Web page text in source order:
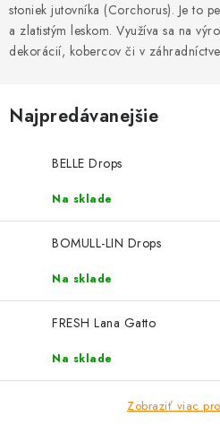
stoniek jutovníka (Corchorus). Je to
a zlatistým leskom. Využíva sa na
dekorácií, kobercov či v
Najpredávanejšie
BELLE Drops
Na sklade
BOMULL-LIN Drops
Na sklade
FRESH Lana Gatto
Na sklade
Zobraziť viac